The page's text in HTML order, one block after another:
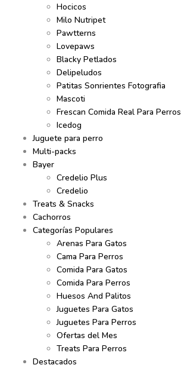
Hocicos
Milo Nutripet
Pawtterns
Lovepaws
Blacky Petlados
Delipeludos
Patitas Sonrientes Fotografia
Mascoti
Frescan Comida Real Para Perros
Icedog
Juguete para perro
Multi-packs
Bayer
Credelio Plus
Credelio
Treats & Snacks
Cachorros
Categorías Populares
Arenas Para Gatos
Cama Para Perros
Comida Para Gatos
Comida Para Perros
Huesos And Palitos
Juguetes Para Gatos
Juguetes Para Perros
Ofertas del Mes
Treats Para Perros
Destacados